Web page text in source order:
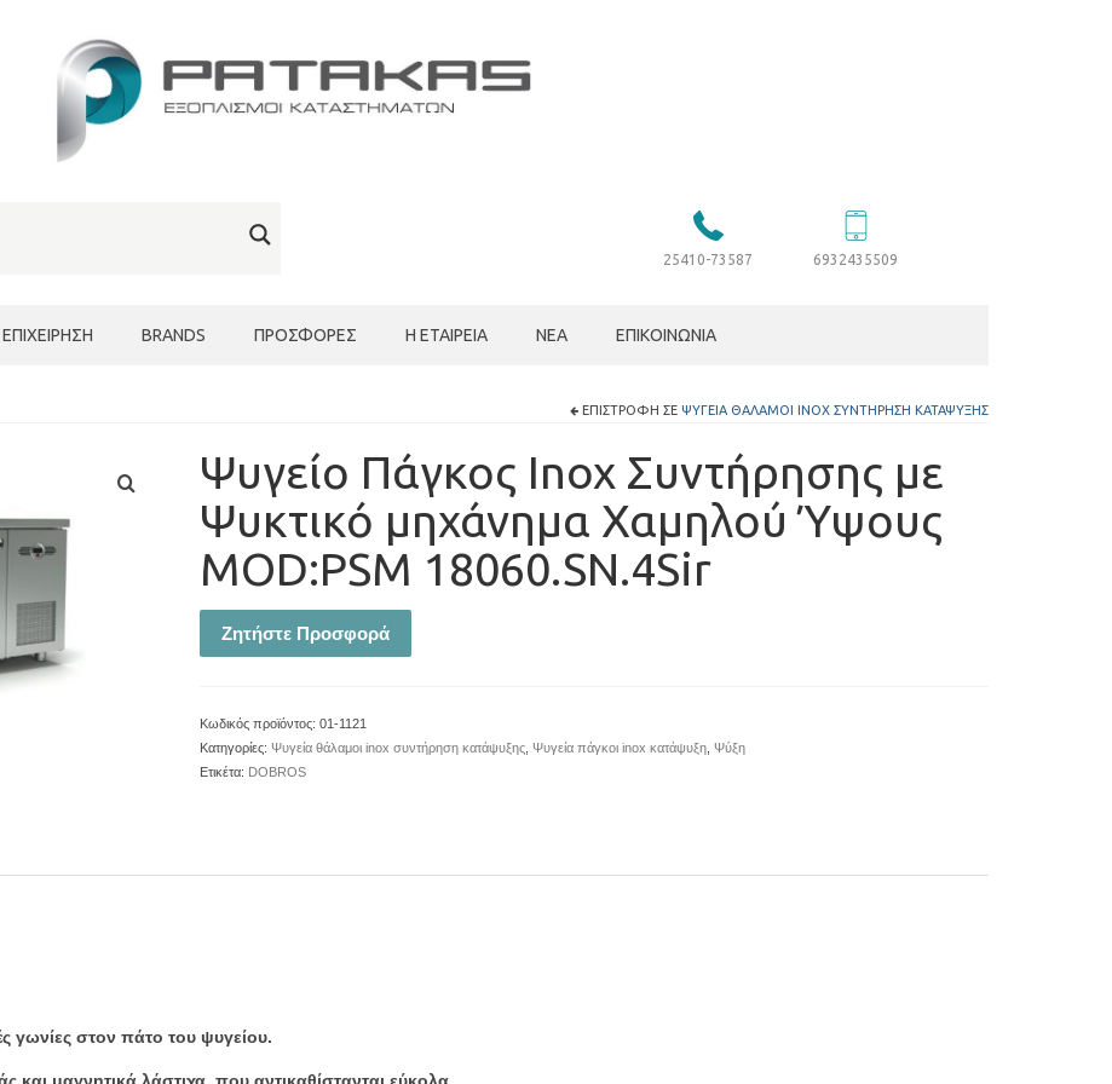
25410-73587 6932435509
ΕΠΙΧΕΊΡΗΣΗ BRANDS ΠΡΟΣΦΟΡΈΣ Η ΕΤΑΙΡΕΊΑ ΝΈΑ ΕΠΙΚΟΙΝΩΝΊΑ
ΕΠΙΣΤΡΟΦΉ ΣΕ ΨΥΓΕΊΑ ΘΆΛΑΜΟΙ INOX ΣΥΝΤΉΡΗΣΗ ΚΑΤΆΨΥΞΗΣ
Ψυγείο Πάγκος Inox Συντήρησης με
Ψυκτικό μηχάνημα Χαμηλού Ύψους
MOD:PSM 18060.SN.4Sir
Ζητήστε Προσφορά
Κωδικός προϊόντος: 01-1121
Κατηγορίες: Ψυγεία θάλαμοι inox συντήρηση κατάψυξης, Ψυγεία πάγκοι inox κατάψυξη, Ψύξη
Ετικέτα: DOBROS
γωνίες στον πάτο του ψυγείου.